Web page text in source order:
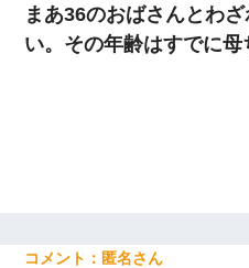
まあ36のおばさんとわ
い。その年齢はすでに母
匿名